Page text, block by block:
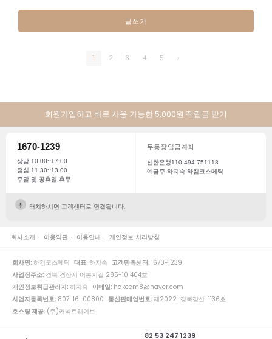
글쓰기
1 2 3 4 5
회원가입하고 바로 사용 가능한 5,000원 적립금 받기
1670-1239
상담 10:00~17:00
점심 11:30~13:00
주말 및 공휴일 휴무
무통장입금계좌
신한은행110-494-751118
예금주 하지숙 하킴코스메틱
터치하시면 고객센터로 연결됩니다.
회사소개 이용약관 이용안내 개인정보 처리방침
회사명: 하킴코스메틱 대표: 하지숙 고객만족센터: 1670-1239
사업장주소: 경북 경산시 어봉지길 285-10 404호
개인정보취급관리자: 하지숙 이메일: hakeem8@naver.com
사업자등록번호: 807-16-00800 통신판매업번호: 제2022-경북경산-1136호
호스팅 제공: (주)커넥트웨이브
82 53 247 1239